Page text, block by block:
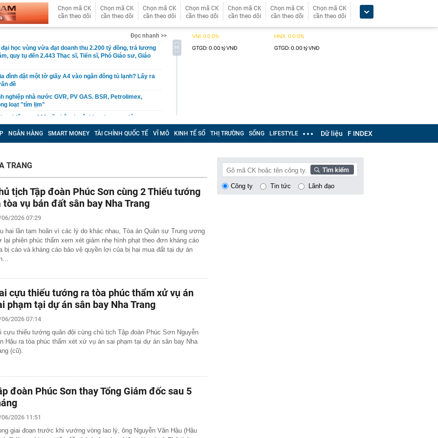
Chọn mã CK
cần theo dõi
Chọn mã CK
cần theo dõi
Chọn mã CK
cần theo dõi
Chọn mã CK
cần theo dõi
Chọn mã CK
cần theo dõi
Chọn mã CK
cần theo dõi
Chọn mã CK
cần theo dõi
Đọc nhanh >>
học vùng vừa đạt doanh thu 2.200 tỷ đồng, trả lương
quy tụ đến 2.443 Thạc sĩ, Tiến sĩ, Phó Giáo sư, Giáo
đình đặt một tờ giấy A4 vào ngăn đông tủ lạnh? Lấy ra
đề
nghiệp nhà nước GVR, PV GAS. BSR, Petrolimex,
loạt "tím lịm"
kiểm tra 293 căn hộ tại một khu chung cư lúc rạng
có 'biến'
tử vong đầu tiên liên quan đến đợt dịch Cyclospora
báo quan trọng đến toàn bộ khách hàng
đến đâu: Chiếc Land Cruiser này vừa cán mốc 99 vạn
cơ, hộp số nguyên bản
khai thác "mỏ vàng" 4.000 tỷ USD
cao nhất 2 tháng, hơn 40 tấn “về kho” một gã khổng lồ
hóa thủ tục hành chính, điều kiện kinh doanh trong
và môi trường
tới, Trái đất được chứng kiến nhật thực toàn phần: Chờ
ngày hóa đêm kỳ vĩ và độc nhất
cáo, gia đình chi hơn 100 triệu đồng mua khóa học
nữ sinh nhận kết quả trượt sau 1 năm ôn thi
Mẫu xe Nhật đi được 2.000 km không cần tiếp nhiên
Microsoft đều đặt cược vào AI, nhưng một nghịch lý
Người mua không phải lúc nào cũng dùng
động vụ máy bay không người lái bí ẩn xuất hiện tại sân
NGÂN HÀNG SMART MONEY TÀI CHÍNH QUỐC TẾ VĨ MÔ KINH TẾ SỐ THỊ TRƯỜNG SỐNG LIFESTYLE Dữ liệu F INDEX
TRANG
tịch Tập đoàn Phúc Sơn cùng 2 Thiếu tướng
tòa vụ bán đất sân bay Nha Trang
2026 07:29
hai lần tạm hoãn vì các lý do khác nhau, Tòa án Quân sự Trung ương
lại phiên phúc thẩm xem xét giảm nhẹ hình phạt theo đơn kháng cáo
bị cáo và kháng cáo bảo vệ quyền lợi của bị hại mua đất tại dự án
cựu thiếu tướng ra tòa phúc thẩm xử vụ án
phạm tại dự án sân bay Nha Trang
2026 07:14
cựu thiếu tướng quân đội cùng chủ tịch Tập đoàn Phúc Sơn Nguyễn
Hậu ra tòa phúc thẩm xét xử vụ án sai phạm tại dự án sân bay Nha
(cũ).
đoàn Phúc Sơn thay Tổng Giám đốc sau 5
2026 11:51
giai đoạn trước khi vướng vòng lao lý, ông Nguyễn Văn Hậu (Hậu
Công ty Tin tức Lãnh đạo